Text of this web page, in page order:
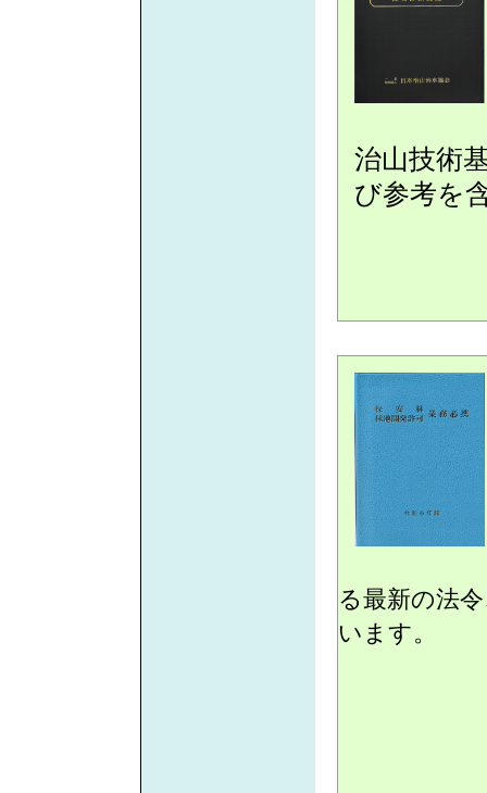
治山技術
び参考を
る最新の法
います。